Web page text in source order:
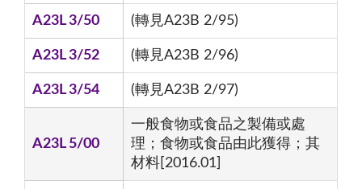
A23L 3/50 (轉見A23B 2/95)
A23L 3/52 (轉見A23B 2/96)
A23L 3/54 (轉見A23B 2/97)
A23L 5/00
一般食物或食品之製備或處
理；食物或食品由此獲得；其
材料[2016.01]